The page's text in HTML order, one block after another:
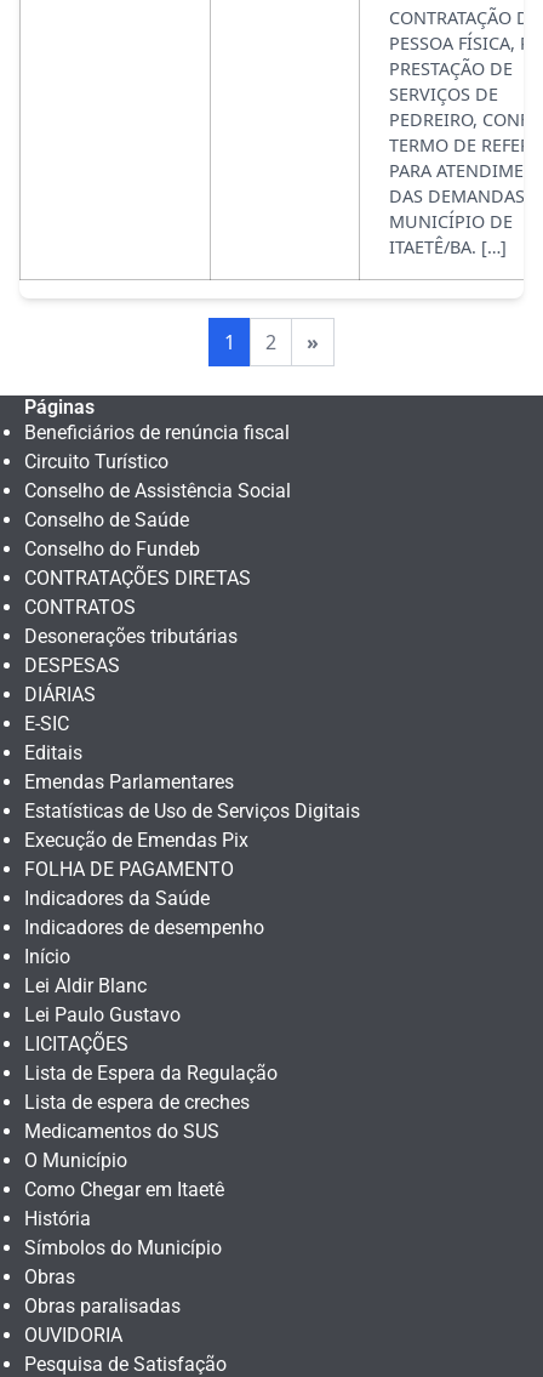
CONTRATAÇÃO DE
PESSOA FÍSICA,
PRESTAÇÃO DE
SERVIÇOS DE
PEDREIRO,
TERMO DE
PARA
DAS DEMANDAS
MUNICÍPIO DE
ITAETÊ/BA. […]
1 2 »
Páginas
Beneficiários de renúncia fiscal
Circuito Turístico
Conselho de Assistência Social
Conselho de Saúde
Conselho do Fundeb
CONTRATAÇÕES DIRETAS
CONTRATOS
Desonerações tributárias
DESPESAS
DIÁRIAS
E-SIC
Editais
Emendas Parlamentares
Estatísticas de Uso de Serviços Digitais
Execução de Emendas Pix
FOLHA DE PAGAMENTO
Indicadores da Saúde
Indicadores de desempenho
Início
Lei Aldir Blanc
Lei Paulo Gustavo
LICITAÇÕES
Lista de Espera da Regulação
Lista de espera de creches
Medicamentos do SUS
O Município
Como Chegar em Itaetê
História
Símbolos do Município
Obras
Obras paralisadas
OUVIDORIA
Pesquisa de Satisfação